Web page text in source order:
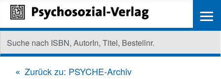
Zurück zu: PSYCHE-Archiv
≡